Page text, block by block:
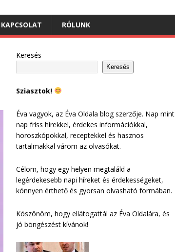
KAPCSOLAT RÓLUNK
Keresés
Keresés
Sziasztok!
Éva vagyok, az Éva Oldala blog szerzője. Nap mint
nap friss hírekkel, érdekes információkkal,
horoszkópokkal, receptekkel és hasznos
tartalmakkal várom az olvasókat.
Célom, hogy egy helyen megtaláld a
legérdekesebb napi híreket és érdekességeket,
könnyen érthető és gyorsan olvasható formában.
Köszönöm, hogy ellátogattál az Éva Oldalára, és
jó böngészést kívánok!